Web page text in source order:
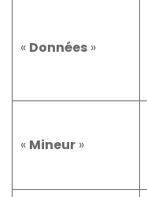
« Données »
« Mineur »